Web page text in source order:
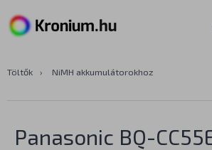
Töltők › NiMH akkumulátorokhoz
Panasonic BQ-